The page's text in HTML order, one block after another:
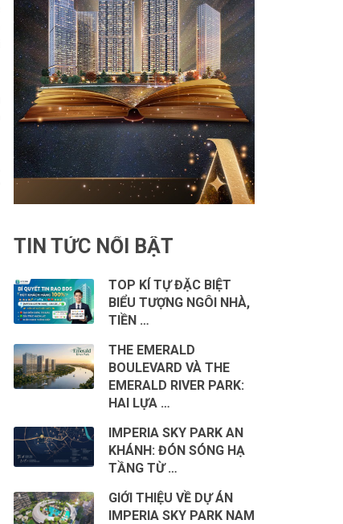
TIN TỨC NỔI BẬT
TOP KÍ TỰ ĐẶC BIỆT
BIỂU TƯỢNG NGÔI NHÀ,
TIỀN …
THE EMERALD
BOULEVARD VÀ THE
EMERALD RIVER PARK:
HAI LỰA …
IMPERIA SKY PARK AN
KHÁNH: ĐÓN SÓNG HẠ
TẦNG TỪ …
GIỚI THIỆU VỀ DỰ ÁN
IMPERIA SKY PARK NAM